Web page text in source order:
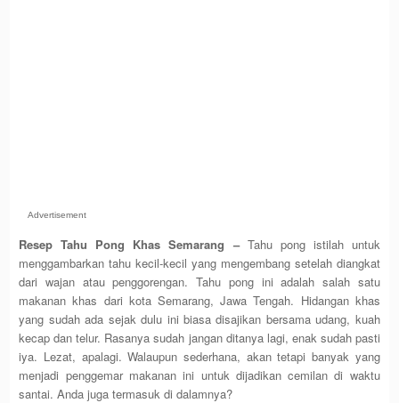
Advertisement
Resep Tahu Pong Khas Semarang –Tahu pong istilah untuk
menggambarkan tahu kecil-kecil yang mengembang setelah diangkat
dari wajan atau penggorengan. Tahu pong ini adalah salah satu
makanan khas dari kota Semarang, Jawa Tengah. Hidangan khas
yang sudah ada sejak dulu ini biasa disajikan bersama udang, kuah
kecap dan telur. Rasanya sudah jangan ditanya lagi, enak sudah pasti
iya. Lezat, apalagi. Walaupun sederhana, akan tetapi banyak yang
menjadi penggemar makanan ini untuk dijadikan cemilan di waktu
santai. Anda juga termasuk di dalamnya?